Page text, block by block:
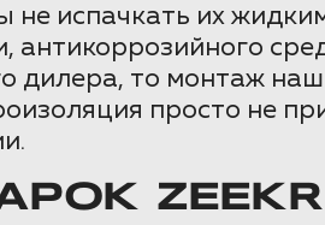
не испачкать их
дилера, то монтаж
просто не
ZEEKR